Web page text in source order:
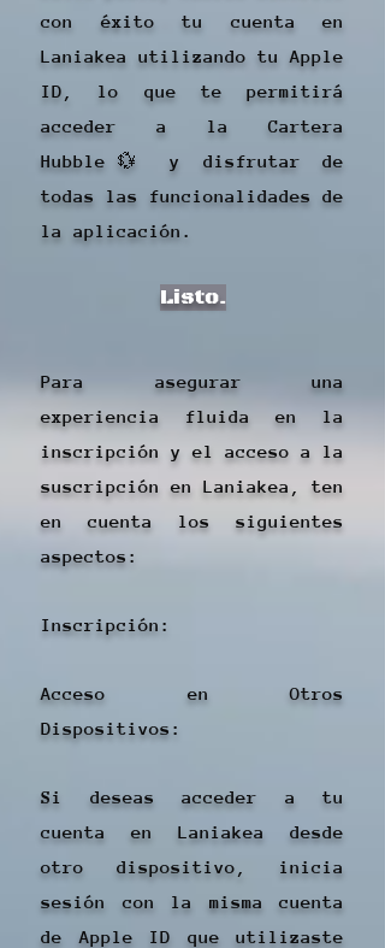
con éxito tu cuenta en
Laniakea utilizando tu Apple
ID, lo que te permitirá
acceder a la Cartera
Hubble💱 y disfrutar de
todas las funcionalidades de
la aplicación.
Listo.
Para asegurar una
experiencia fluida en la
inscripción y el acceso a la
suscripción en Laniakea, ten
en cuenta los siguientes
aspectos:
Inscripción:​
Acceso en Otros
Dispositivos:
Si deseas acceder a tu
cuenta en Laniakea desde
otro dispositivo, inicia
sesión con la misma cuenta
de Apple ID que utilizaste